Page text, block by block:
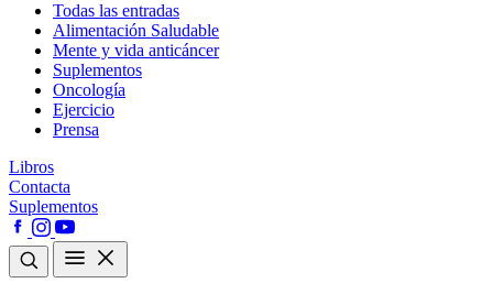
Todas las entradas
Alimentación Saludable
Mente y vida anticáncer
Suplementos
Oncología
Ejercicio
Prensa
Libros
Contacta
Suplementos